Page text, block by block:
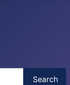
Search